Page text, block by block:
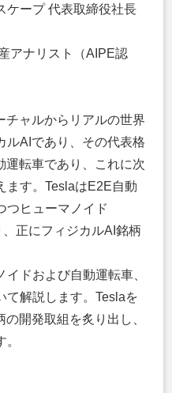
ケープ 代表取締役社長
ナリスト（AIPE認
チャルからリアルの世界
ルAIであり、その代表格
運転車であり、これに次
ます。TeslaはE2E自動
つヒューマノイド
、正にフィジカルAI銘柄
ドおよび自動運転車、
て解説します。Teslaを
開発取組を炙り出し、